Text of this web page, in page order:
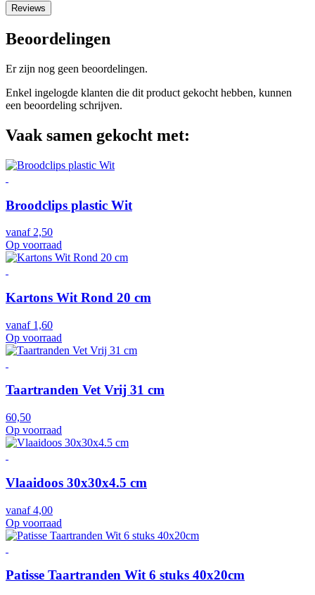
Reviews
Beoordelingen
Er zijn nog geen beoordelingen.
Enkel ingelogde klanten die dit product gekocht hebben, kunnen
een beoordeling schrijven.
Vaak samen gekocht met:
Broodclips plastic Wit
vanaf 2,50
Op voorraad
Kartons Wit Rond 20 cm
vanaf 1,60
Op voorraad
Taartranden Vet Vrij 31 cm
60,50
Op voorraad
Vlaaidoos 30x30x4.5 cm
vanaf4,00
Op voorraad
Patisse Taartranden Wit 6 stuks 40x20cm